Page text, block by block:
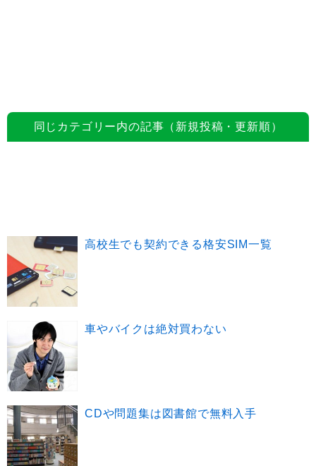
同じカテゴリー内の記事（新規投稿・更新順）
高校生でも契約できる格安SIM一覧
車やバイクは絶対買わない
CDや問題集は図書館で無料入手